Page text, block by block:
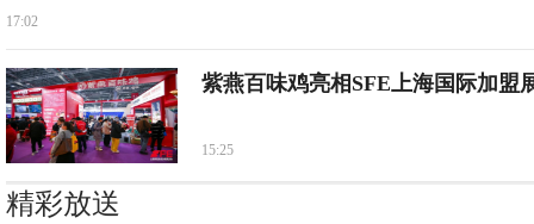
17:02
紫燕百味鸡亮相SFE上海国际加盟
15:25
精彩放送